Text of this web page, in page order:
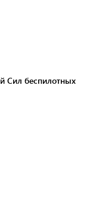
Сил беспилотных